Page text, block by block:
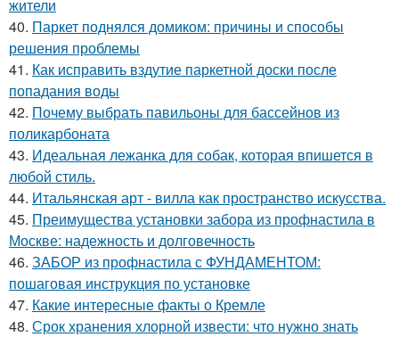
жители
40. Паркет поднялся домиком: причины и способы
решения проблемы
41. Как исправить вздутие паркетной доски после
попадания воды
42. Почему выбрать павильоны для бассейнов из
поликарбоната
43. Идеальная лежанка для собак, которая впишется в
любой стиль.
44. Итальянская арт - вилла как пространство искусства.
45. Преимущества установки забора из профнастила в
Москве: надежность и долговечность
46. ЗАБОР из профнастила с ФУНДАМЕНТОМ:
пошаговая инструкция по установке
47. Какие интересные факты о Кремле
48. Срок хранения хлорной извести: что нужно знать